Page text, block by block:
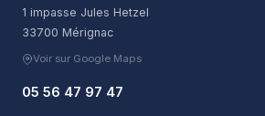
1 impasse Jules Hetzel
33700 Mérignac
Voir sur Google Maps
05 56 47 97 47